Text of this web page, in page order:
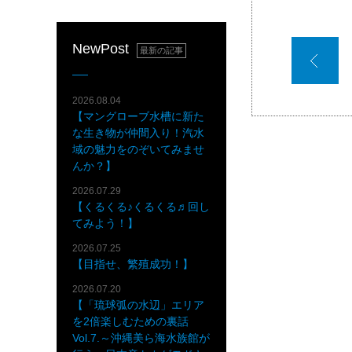
NewPost 最新の記事
2026.08.04
【マングローブ水槽に新た
な生き物が仲間入り！汽水
域の魅力をのぞいてみませ
んか？】
2026.07.29
【くるくる♪くるくる♬回し
てみよう！】
2026.07.25
【目指せ、繁殖成功！】
2026.07.20
【「琉球弧の水辺」エリア
を2倍楽しむための裏話
Vol.7.～沖縄美ら海水族館が